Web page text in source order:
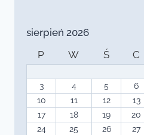
sierpień 2026
P
W Ś C
3
4 5 6
10
11 12 13
17
18 19 20
24
25 26 27